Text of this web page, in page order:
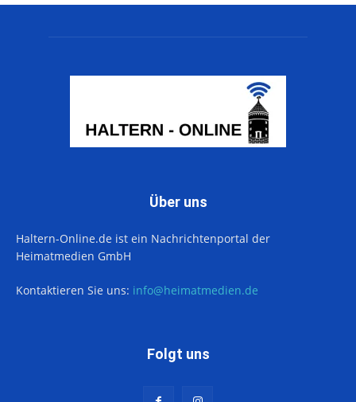
Über uns
Haltern-Online.de ist ein Nachrichtenportal der
Heimatmedien GmbH
Kontaktieren Sie uns: info@heimatmedien.de
Folgt uns